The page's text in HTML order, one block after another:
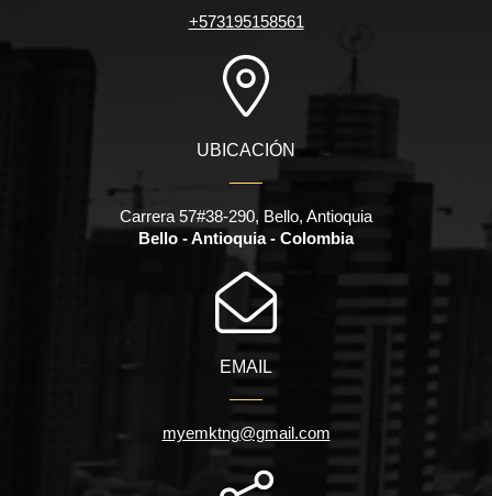
+573195158561
UBICACIÓN
Carrera 57#38-290, Bello, Antioquia
Bello - Antioquia - Colombia
EMAIL
myemktng@gmail.com